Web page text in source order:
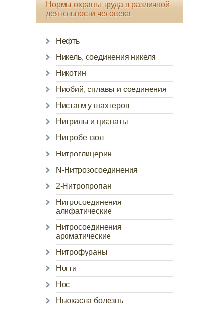
Нормы охраны труда в различной
деятельности человека
Нефть
Никель, соединения никеля
Никотин
Ниобий, сплавы и соединения
Нистагм у шахтеров
Нитрилы и цианаты
Нитробензол
Нитроглицерин
N-Нитрозосоединения
2-Нитропропан
Нитросоединения
алифатические
Нитросоединения
ароматические
Нитрофураны
Ногти
Нос
Ньюкасла болезнь